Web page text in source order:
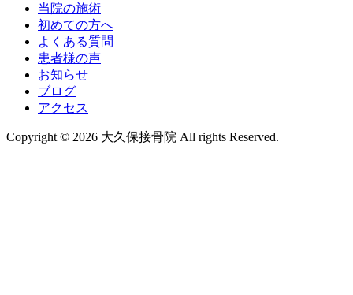
当院の施術
初めての方へ
よくある質問
患者様の声
お知らせ
ブログ
アクセス
Copyright © 2026 大久保接骨院 All rights Reserved.